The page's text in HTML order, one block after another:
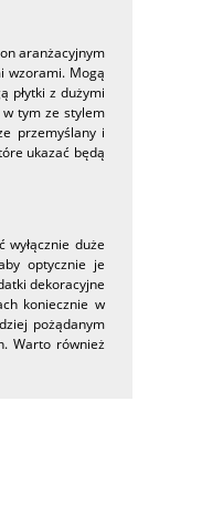
aranżacyjnym
wzorami. Mogą
płytki z dużymi
w tym ze stylem
przemyślany i
ukazać będą
duże
optycznie je
dekoracyjne
koniecznie w
pożądanym
Warto również